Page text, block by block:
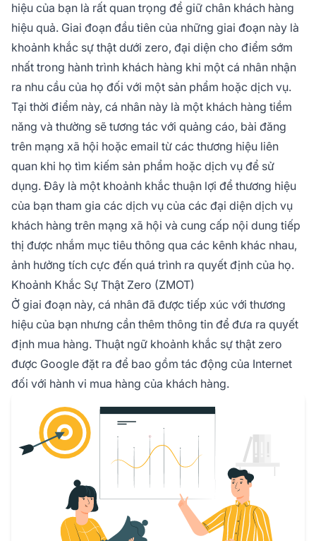
hiệu của bạn là rất quan trọng để giữ chân khách hàng
hiệu quả. Giai đoạn đầu tiên của những giai đoạn này là
khoảnh khắc sự thật dưới zero, đại diện cho điểm sớm
nhất trong hành trình khách hàng khi một cá nhân nhận
ra nhu cầu của họ đối với một sản phẩm hoặc dịch vụ.
Tại thời điểm này, cá nhân này là một khách hàng tiềm
năng và thường sẽ tương tác với quảng cáo, bài đăng
trên mạng xã hội hoặc email từ các thương hiệu liên
quan khi họ tìm kiếm sản phẩm hoặc dịch vụ để sử
dụng. Đây là một khoảnh khắc thuận lợi để thương hiệu
của bạn tham gia các dịch vụ của các đại diện dịch vụ
khách hàng trên mạng xã hội và cung cấp nội dung tiếp
thị được nhắm mục tiêu thông qua các kênh khác nhau,
ảnh hưởng tích cực đến quá trình ra quyết định của họ.
Khoảnh Khắc Sự Thật Zero (ZMOT)
Ở giai đoạn này, cá nhân đã được tiếp xúc với thương
hiệu của bạn nhưng cần thêm thông tin để đưa ra quyết
định mua hàng. Thuật ngữ khoảnh khắc sự thật zero
được Google đặt ra để bao gồm tác động của Internet
đối với hành vi mua hàng của khách hàng.